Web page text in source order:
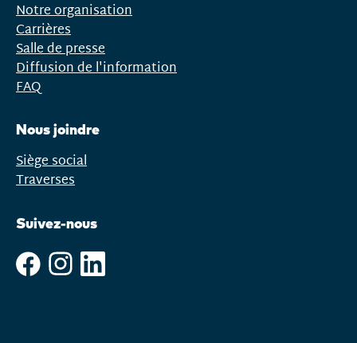
Notre organisation
Carrières
Salle de presse
Diffusion de l'information
FAQ
Nous joindre
Siège social
Traverses
Suivez-nous